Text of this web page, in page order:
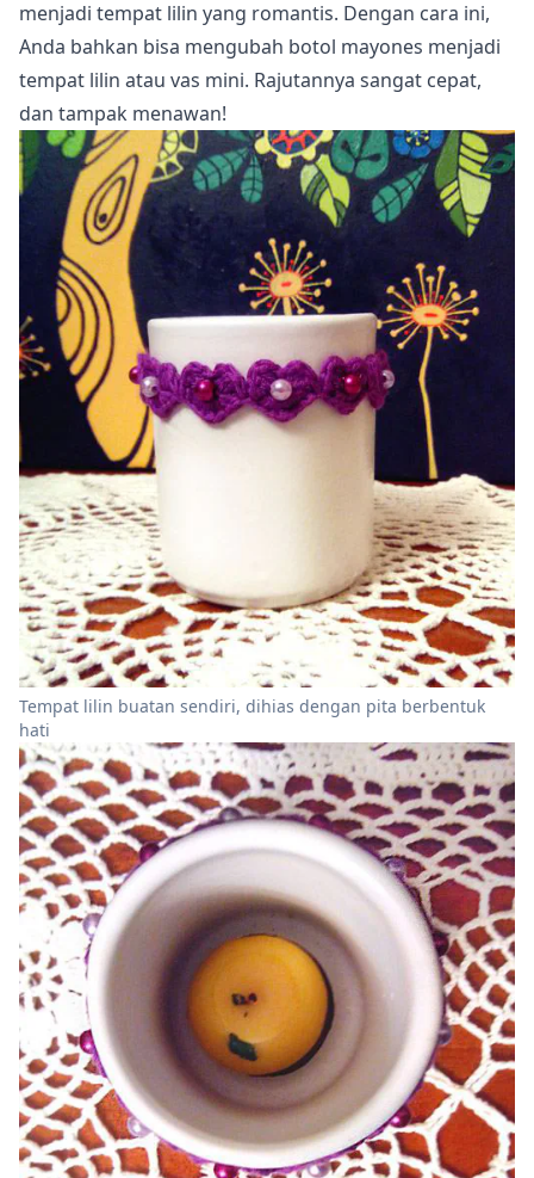
menjadi tempat lilin yang romantis. Dengan cara ini,
Anda bahkan bisa mengubah botol mayones menjadi
tempat lilin atau vas mini. Rajutannya sangat cepat,
dan tampak menawan!
Tempat lilin buatan sendiri, dihias dengan pita berbentuk
hati